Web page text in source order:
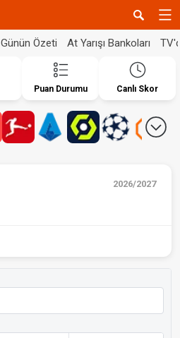
Günün Özeti At Yarışı Bankoları
Puan Durumu Canlı Skor
2026/2027